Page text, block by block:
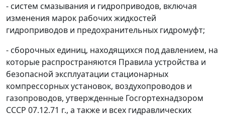
- систем смазывания и гидроприводов, включая
изменения марок рабочих жидкостей
гидроприводов и предохранительных гидромуфт;
- сборочных единиц, находящихся под давлением, на
которые распространяются Правила устройства и
безопасной эксплуатации стационарных
компрессорных установок, воздухопроводов и
газопроводов, утвержденные Госгортехнадзором
СССР 07.12.71 г., а также и всех гидравлических